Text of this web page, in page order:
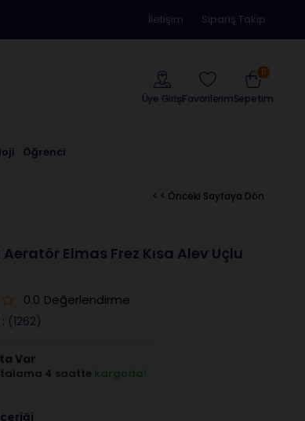
İletişim Sipariş Takip
Üye GirişiFavorilerimSepetim
0
Öğrenci
< < Önceki Sayfaya Dön
Elmas Frez Kısa Alev Uçlu
0.0 Değerlendirme
(1262)
Var
4 saatte kargoda!